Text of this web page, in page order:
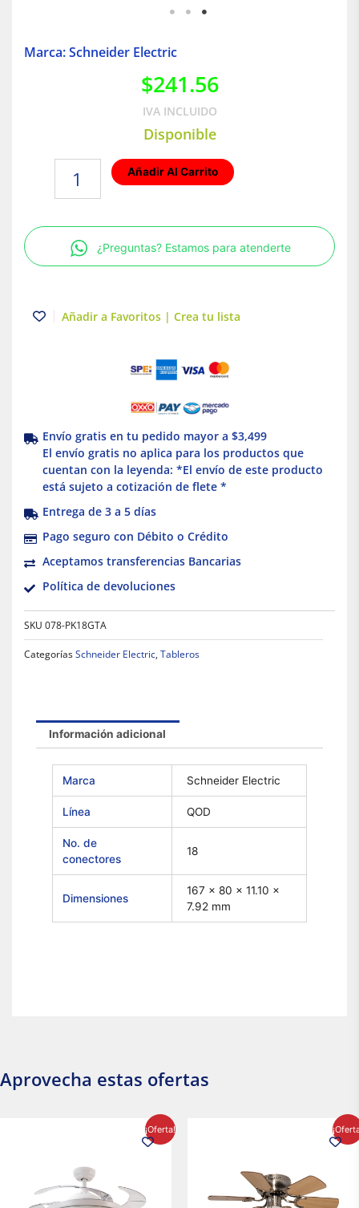
Marca: Schneider Electric
$241.56
IVA INCLUIDO
Disponible
18
conectores
Schneider
Añadir Al Carrito
¿Preguntas? Estamos para atenderte
Añadir a Favoritos | Crea tu lista
Envío gratis en tu pedido mayor a $3,499
El envío gratis no aplica para los productos que
cuentan con la leyenda: *El envío de este producto
está sujeto a cotización de flete *
Entrega de 3 a 5 días
Pago seguro con Débito o Crédito
Aceptamos transferencias Bancarias
Política de devoluciones
SKU 078-PK18GTA
CategoríasSchneider Electric, Tableros
Información adicional
Marca Schneider Electric
Línea QOD
No. de
conectores
18
Dimensiones
167 x 80 x 11.10 x
7.92 mm
Aprovecha estas ofertas
¡Oferta!
$2,986.97.
precio
actual
$1,450.23.
precio
actual